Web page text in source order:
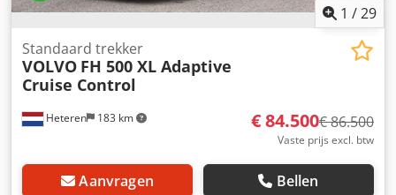
1 /29
Heteren 183 km
Standaard trekker
VOLVO FH 500 XL Adaptive
Cruise Control
€ 84.500€ 86.500
Vaste prijs excl. btw
Aanvragen Bellen